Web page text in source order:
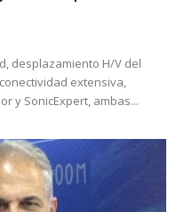
desplazamiento H/V del
extensiva,
y SonicExpert, ambas...